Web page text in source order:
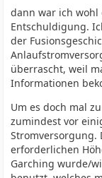
dann war ich
Entschuldigung.
der
überrascht, weil
Informationen
Um es doch mal
zumindest vor
Stromversorgung.
erforderlichen
Garching wurde/